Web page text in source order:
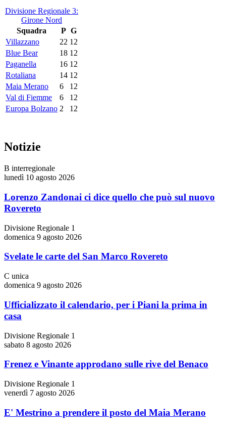
Divisione Regionale 3:
Girone Nord
Squadra
P G
Villazzano
22 12
Blue Bear
18 12
Paganella
16 12
Rotaliana
14 12
Maia Merano
6
12
Val di Fiemme
6
12
Europa Bolzano 2 12
Notizie
B interregionale
lunedì 10 agosto 2026
Lorenzo Zandonai ci dice quello che può sul nuovo
Rovereto
Divisione Regionale 1
domenica 9 agosto 2026
Svelate le carte del San Marco Rovereto
C unica
domenica 9 agosto 2026
Ufficializzato il calendario, per i Piani la prima in
casa
Divisione Regionale 1
sabato 8 agosto 2026
Frenez e Vinante approdano sulle rive del Benaco
Divisione Regionale 1
venerdì 7 agosto 2026
E' Mestrino a prendere il posto del Maia Merano